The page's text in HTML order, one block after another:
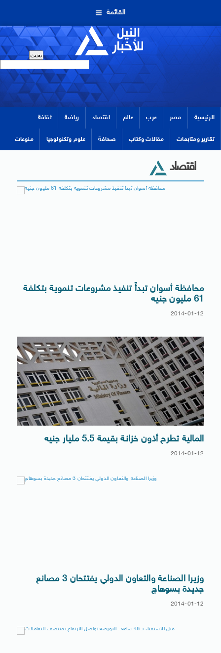
القائمة
الرئيسية مصر عرب عالم اقتصاد رياضة ثقافة
تقارير ومتابعات مقالات وكتاب صحافة علوم وتكنولوجيا منوعات
اقتصاد
محافظة أسوان تبدأً تنفيذ مشروعات تنموية بتكلفة
61 مليون جنيه
2014-01-12
المالية تطرح أذون خزانة بقيمة 5.5 مليار جنيه
2014-01-12
وزيرا الصناعة والتعاون الدولي يفتتحان 3 مصانع
جديدة بسوهاج
2014-01-12